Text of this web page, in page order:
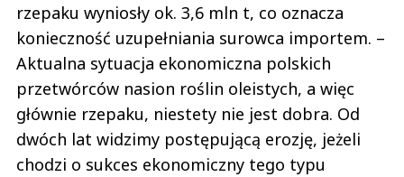
rzepaku wyniosły ok. 3,6 mln t, co oznacza
konieczność uzupełniania surowca importem. –
Aktualna sytuacja ekonomiczna polskich
przetwórców nasion roślin oleistych, a więc
głównie rzepaku, niestety nie jest dobra. Od
dwóch lat widzimy postępującą erozję, jeżeli
chodzi o sukces ekonomiczny tego typu